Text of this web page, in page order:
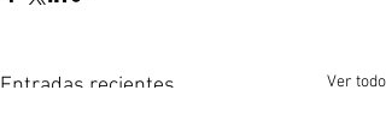
Entradas recientes Ver todo